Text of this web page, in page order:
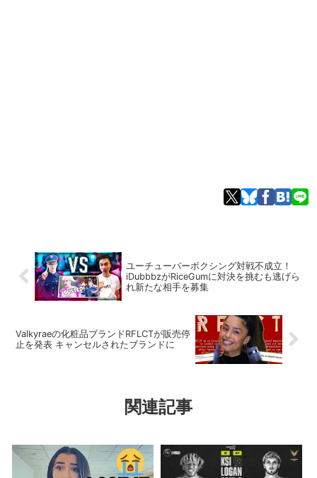
ユーチューバーボクシング対戦不成立！
iDubbbzがRiceGumに対決を挑むも逃げら
れ新たな相手を募集
Valkyraeの化粧品ブランドRFLCTが販売停
止を発表 キャンセルされたブランドに
関連記事